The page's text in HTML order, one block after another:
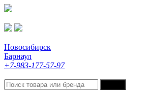
Новосибирск
Барнаул
+7-983-177-57-97